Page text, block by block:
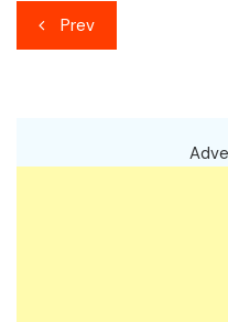
เมนู
นำทาง
Prev